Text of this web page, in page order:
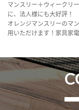
マンスリー＋ウィークリ
に、法人様にも大好評！
オレンジマンスリーのマ
用いただけます！家具家